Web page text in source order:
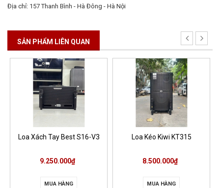
Địa chỉ: 157 Thanh Bình - Hà Đông - Hà Nội
SẢN PHẨM LIÊN QUAN
Loa Xách Tay Best S16-V3
9.250.000₫
MUA HÀNG
Loa Kéo Kiwi KT315
8.500.000₫
MUA HÀNG